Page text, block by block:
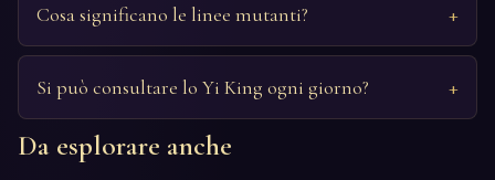
Cosa significano le linee mutanti?
Si può consultare lo Yi King ogni giorno?
Da esplorare anche